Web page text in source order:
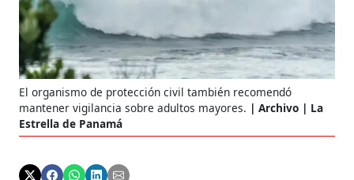
El organismo de protección civil también recomendó
mantener vigilancia sobre adultos mayores.
Archivo | La
Estrella de Panamá